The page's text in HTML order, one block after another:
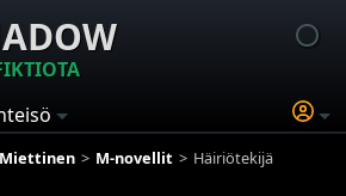
Miettinen M-novellit Häiriötekijä